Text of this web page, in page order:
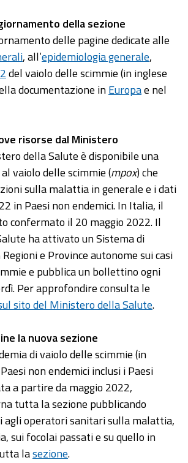
della sezione
delle pagine dedicate alle
, all’epidemiologia generale,
del vaiolo delle scimmie (in inglese
documentazione inEuropae nel
risorse dal Ministero
della Salute è disponibile una
vaiolo delle scimmie (mpox) che
sulla malattia in generale e i dati
in Paesi non endemici. In Italia, il
confermato il 20 maggio 2022. Il
ha attivato un Sistema di
e Province autonome sui casi
e pubblica un bollettino ogni
Per approfondire consulta le
sito del Ministero della Salute.
la nuova sezione
di vaiolo delle scimmie (in
non endemici inclusi i Paesi
a partire da maggio 2022,
tutta la sezione pubblicando
operatori sanitari sulla malattia,
sui focolai passati e su quello in
lasezione.